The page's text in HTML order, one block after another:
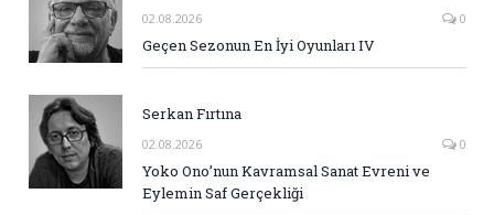
02.08.2026 0
Geçen Sezonun En İyi Oyunları IV
Serkan Fırtına
02.08.2026 0
Yoko Ono’nun Kavramsal Sanat Evreni ve
Eylemin Saf Gerçekliği